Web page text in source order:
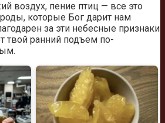
воздух, пение птиц — все это
которые Бог дарит нам
за эти небесные признаки
твой ранний подъем по-